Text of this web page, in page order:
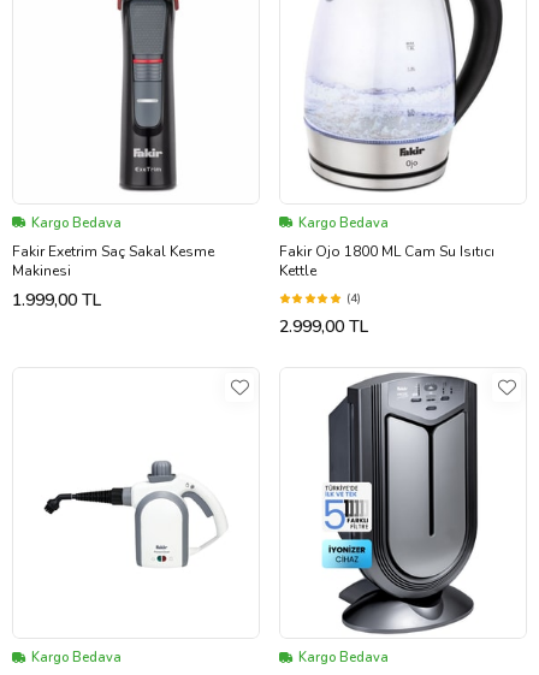
Kargo Bedava
Fakir Exetrim Saç Sakal Kesme
Makinesi
1.999,00 TL
Kargo Bedava
Fakir Ojo 1800 ML Cam Su Isıtıcı
Kettle
(4)
2.999,00 TL
Kargo Bedava Kargo Bedava